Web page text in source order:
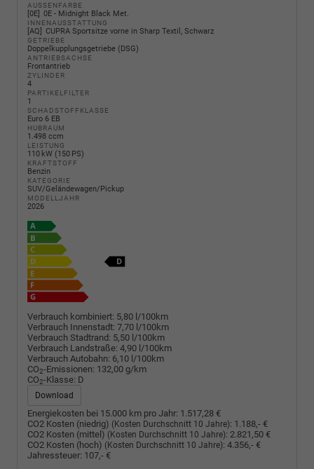
AUSSENFARBE
0E 0E - Midnight Black Met.
INNENAUSSTATTUNG
AQ CUPRA Sportsitze vorne in Sharp Textil, Schwarz
GETRIEBE
Doppelkupplungsgetriebe (DSG)
ANTRIEBSACHSE
Frontantrieb
ZYLINDER
4
PARTIKELFILTER
1
SCHADSTOFFKLASSE
Euro 6 EB
HUBRAUM
1.498 ccm
LEISTUNG
110 kW (150 PS)
KRAFTSTOFF
Benzin
KATEGORIE
SUV/Geländewagen/Pickup
MODELLJAHR
2026
Verbrauch kombiniert: 5,80 l/100km
Verbrauch Innenstadt: 7,70 l/100km
Verbrauch Stadtrand: 5,50 l/100km
Verbrauch Landstraße: 4,90 l/100km
Verbrauch Autobahn: 6,10 l/100km
CO2-Emissionen: 132,00 g/km
CO2-Klasse: D
Download
Energiekosten bei 15.000 km pro Jahr: 1.517,28 €
CO2 Kosten (niedrig) (Kosten Durchschnitt 10 Jahre): 1.188,- €
CO2 Kosten (mittel) (Kosten Durchschnitt 10 Jahre): 2.821,50 €
CO2 Kosten (hoch) (Kosten Durchschnitt 10 Jahre): 4.356,- €
Jahressteuer: 107,- €